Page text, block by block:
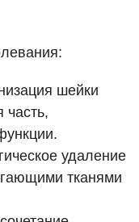
шейки
часть,
удаление
тканями